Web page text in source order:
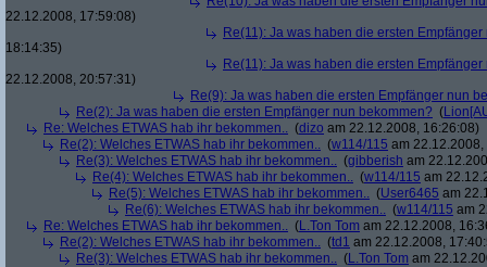
22.12.2008, 17:59:08)
Re(11): Ja was haben die ersten
18:14:35)
Re(11): Ja was haben die ersten
22.12.2008, 20:57:31)
Re(9): Ja was haben die ersten Empfänger nun
Re(2): Ja was haben die ersten Empfänger nun bekommen? (
Re: Welches ETWAS hab ihr bekommen.. (dizo am 22.12.2008, 16:26:08)
Re(2): Welches ETWAS hab ihr bekommen.. (w114/115 am
Re(3): Welches ETWAS hab ihr bekommen.. (gibberish am
Re(4): Welches ETWAS hab ihr bekommen.. (w114/115 am
Re(5): Welches ETWAS hab ihr bekommen.. (User6465 am
Re(6): Welches ETWAS hab ihr bekommen.. (w114/115 am
Re: Welches ETWAS hab ihr bekommen.. (L.Ton Tom am 22.12.2008,
Re(2): Welches ETWAS hab ihr bekommen.. (td1 am 22.12.2008,
Re(3): Welches ETWAS hab ihr bekommen.. (L.Ton Tom am